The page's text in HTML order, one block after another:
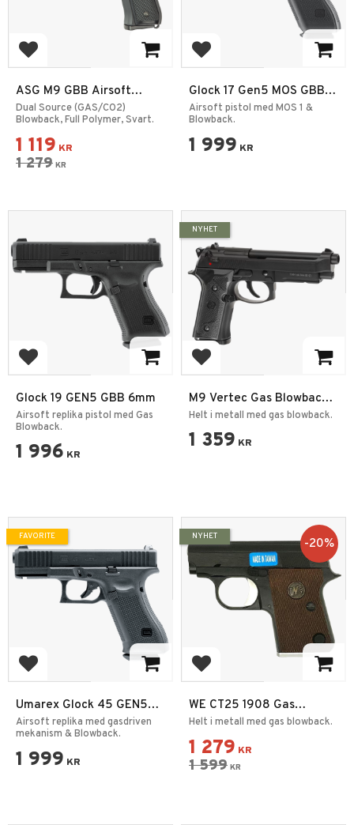
Add to favorites
ASG M9 GBB Airsoft
Pistol Svart 6mm
Dual Source (GAS/CO2)
Blowback, Full Polymer, Svart.
1 119 KR
1 279 KR
Add to favorites
Glock 17 Gen5 MOS GBB
Co2 6mm 2,0J
Airsoft pistol med MOS 1 &
Blowback.
1 999 KR
Add to favorites
Glock 19 GEN5 GBB 6mm
Airsoft replika pistol med Gas
Blowback.
1 996 KR
Add to favorites
M9 Vertec Gas Blowback
Pistol Svart
Helt i metall med gas blowback.
1 359 KR
NYHET
Add to favorites
Umarex Glock 45 GEN5
GBB 6mm
Airsoft replika med gasdriven
mekanism & Blowback.
1 999 KR
FAVORITE
Add to favorites
WE CT25 1908 Gas
Blowback Pistol Svart
Helt i metall med gas blowback.
1 279 KR
1 599 KR
20%
NYHET